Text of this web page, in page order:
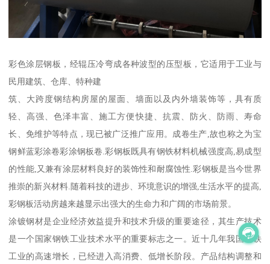
彩色涂层钢板，经辊压冷弯成各种波型的压型板，它适用于工业与
民用建筑、仓库、特种建
筑、大跨度钢结构房屋的屋面、墙面以及内外墙装饰等，具有质
轻、高强、色泽丰富、施工方便快捷、抗震、防火、防雨、寿命
长、免维护等特点，现已被广泛推广应用。成卷生产,故也称之为宝
钢鲜蓝彩涂卷彩涂钢板卷.彩钢板既具有钢铁材料机械强度高,易成型
的性能,又兼有涂层材料良好的装饰性和耐腐蚀性.彩钢板是当今世界
推崇的新兴材料.随着科技的进步、环境意识的增强,生活水平的提高,
彩钢板活动房越来越显示出强大的生命力和广阔的市场前景。
涂镀钢材是企业经济效益提升和技术升级的重要途径，其生产技术
是一个国家钢铁工业技术水平的重要标志之一。近十几年我国钢铁
工业的高速增长，已经进入高消费、低增长阶段。产品结构调整和